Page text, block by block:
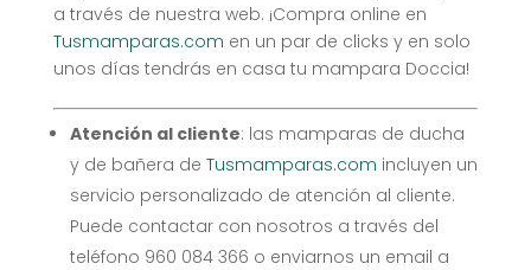
a través de nuestra web. ¡Compra online en
Tusmamparas.com en un par de clicks y en solo
unos días tendrás en casa tu mampara Doccia!
Atención al cliente: las mamparas de ducha
y de bañera de Tusmamparas.com incluyen un
servicio personalizado de atención al cliente.
Puede contactar con nosotros a través del
teléfono 960 084 366 o enviarnos un email a